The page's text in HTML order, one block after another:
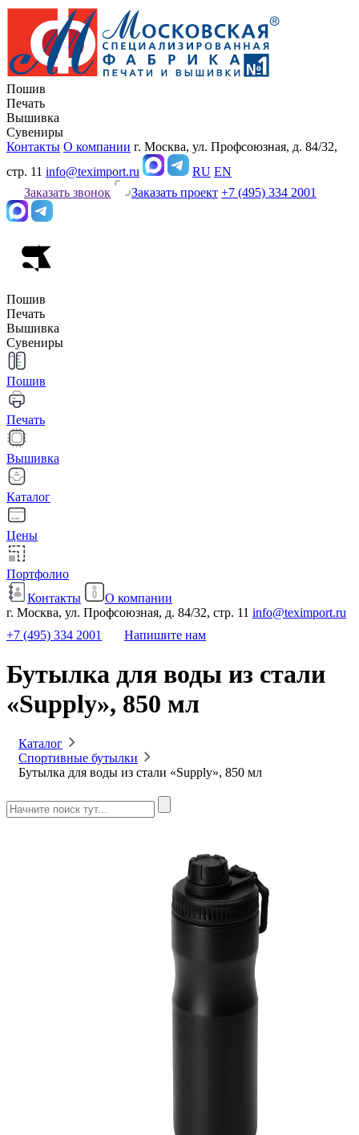
Пошив
Печать
Вышивка
Сувениры
Контакты О компании г. Москва, ул. Профсоюзная, д. 84/32,
стр. 11 info@teximport.ru RU EN
Заказать звонок
Заказать проект +7 (495) 334 2001
Пошив
Печать
Вышивка
Сувениры
Пошив
Печать
Вышивка
Каталог
Цены
Портфолио
Контакты
О компании
г. Москва, ул. Профсоюзная, д. 84/32, стр. 11 info@teximport.ru
+7 (495) 334 2001
Напишите нам
Бутылка для воды из стали
«Supply», 850 мл
Каталог
Спортивные бутылки
Бутылка для воды из стали «Supply», 850 мл